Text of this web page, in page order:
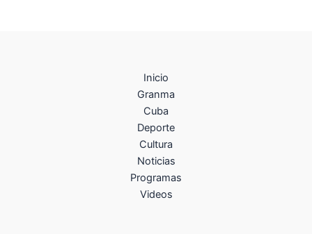
Inicio
Granma
Cuba
Deporte
Cultura
Noticias
Programas
Videos